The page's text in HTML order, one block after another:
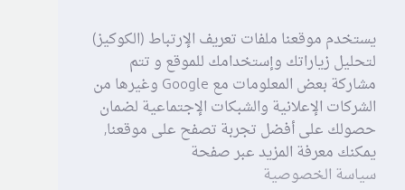
يستخدم موقعنا ملفات تعريف الإرتباط (الكوكيز)
لتحليل زياراتك وإستخدامك للموقع و تتم
مشاركة بعض المعلومات مع Google وغيرها من
الشركات الإعلانية والشبكات الإجتماعية لضمان
حصولك على أفضل تجربة تصفح على موقعنا,
يمكنك معرفة المزيد عبر صفحة
سياسة الخصوصية